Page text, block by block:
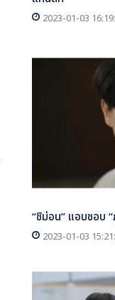
2023-01-03
“ชิม่อน” แอบชอบ
2023-01-03